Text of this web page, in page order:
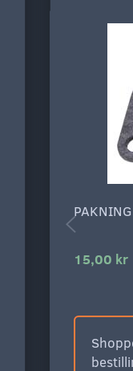
15,00 kr